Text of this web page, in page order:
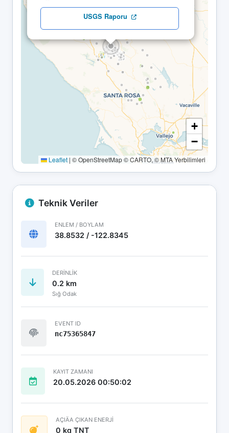
USGS Raporu
+
−
Leaflet | © OpenStreetMap © CARTO, © MTA Yerbilimleri
Teknik Veriler
ENLEM / BOYLAM
38.8532 / -122.8345
DERINLIK
0.2 km
Sığ Odak
EVENT ID
nc75365847
KAYIT ZAMANI
20.05.2026 00:50:02
AÇIÄA ÇIKAN ENERJİ
0 kg TNT